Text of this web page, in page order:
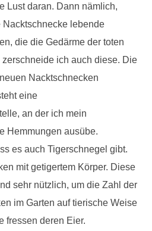
Lust daran. Dann nämlich,
lebende
die die Gedärme der toten
ich auch diese. Die
Nacktschnecken
eine
an der ich mein
Hemmungen ausübe.
es auch Tigerschnegel gibt.
mit getigertem Körper. Diese
sehr nützlich, um die Zahl der
im Garten auf tierische Weise
fressen deren Eier.